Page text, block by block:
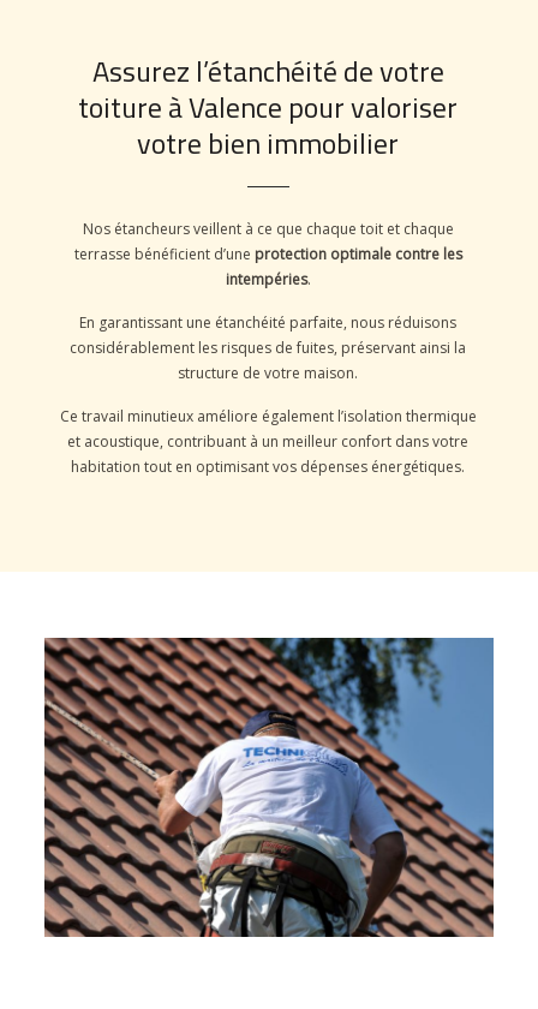
Assurez l’étanchéité de votre
toiture à Valence pour valoriser
votre bien immobilier
Nos étancheurs veillent à ce que chaque toit et chaque
terrasse bénéficient d’une protection optimale contre les
intempéries.
En garantissant une étanchéité parfaite, nous réduisons
considérablement les risques de fuites, préservant ainsi la
structure de votre maison.
Ce travail minutieux améliore également l’isolation thermique
et acoustique, contribuant à un meilleur confort dans votre
habitation tout en optimisant vos dépenses énergétiques.